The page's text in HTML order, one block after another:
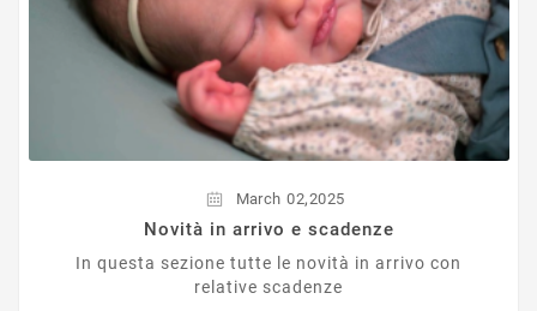
modello.
March 02,2025
Novità in arrivo e scadenze
In questa sezione tutte le novità in arrivo con
relative scadenze